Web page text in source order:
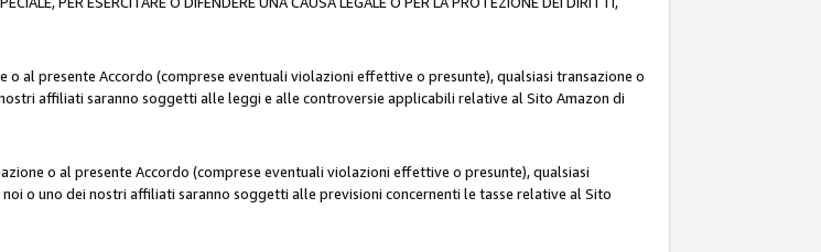
al presente Accordo (comprese eventuali violazioni effettive o presunte), qualsiasi transazione o
affiliati saranno soggetti alle leggi e alle controversie applicabili relative al Sito Amazon di
o al presente Accordo (comprese eventuali violazioni effettive o presunte), qualsiasi
o uno dei nostri affiliati saranno soggetti alle previsioni concernenti le tasse relative al Sito